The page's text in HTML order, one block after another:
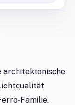
architektonische
Familie.